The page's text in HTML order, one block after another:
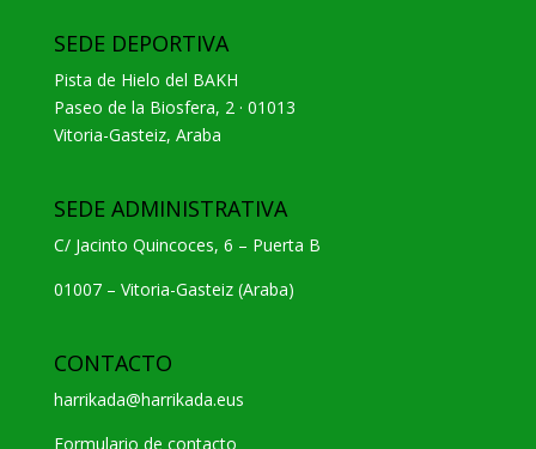
SEDE DEPORTIVA
Pista de Hielo del BAKH
Paseo de la Biosfera, 2 · 01013
Vitoria-Gasteiz, Araba
SEDE ADMINISTRATIVA
C/ Jacinto Quincoces, 6 – Puerta B
01007 – Vitoria-Gasteiz (Araba)
CONTACTO
harrikada@harrikada.eus
Formulario de contacto